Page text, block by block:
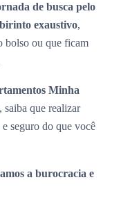
de busca pelo
exaustivo,
bolso ou que ficam
Minha
, saiba que realizar
seguro do que você
a burocracia e